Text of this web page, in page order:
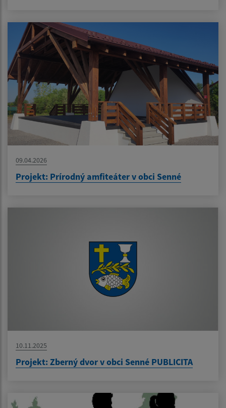
09.04.2026
Projekt: Prírodný amfiteáter v obci Senné
10.11.2025
Projekt: Zberný dvor v obci Senné PUBLICITA